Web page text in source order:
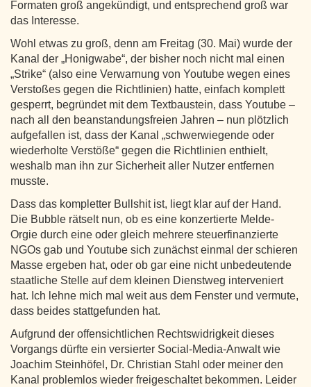
Formaten groß angekündigt, und entsprechend groß war
das Interesse.
Wohl etwas zu groß, denn am Freitag (30. Mai) wurde der
Kanal der „Honigwabe“, der bisher noch nicht mal einen
„Strike“ (also eine Verwarnung von Youtube wegen eines
Verstoßes gegen die Richtlinien) hatte, einfach komplett
gesperrt, begründet mit dem Textbaustein, dass Youtube –
nach all den beanstandungsfreien Jahren – nun plötzlich
aufgefallen ist, dass der Kanal „schwerwiegende oder
wiederholte Verstöße“ gegen die Richtlinien enthielt,
weshalb man ihn zur Sicherheit aller Nutzer entfernen
musste.
Dass das kompletter Bullshit ist, liegt klar auf der Hand.
Die Bubble rätselt nun, ob es eine konzertierte Melde-
Orgie durch eine oder gleich mehrere steuerfinanzierte
NGOs gab und Youtube sich zunächst einmal der schieren
Masse ergeben hat, oder ob gar eine nicht unbedeutende
staatliche Stelle auf dem kleinen Dienstweg interveniert
hat. Ich lehne mich mal weit aus dem Fenster und vermute,
dass beides stattgefunden hat.
Aufgrund der offensichtlichen Rechtswidrigkeit dieses
Vorgangs dürfte ein versierter Social-Media-Anwalt wie
Joachim Steinhöfel, Dr. Christian Stahl oder meiner den
Kanal problemlos wieder freigeschaltet bekommen. Leider